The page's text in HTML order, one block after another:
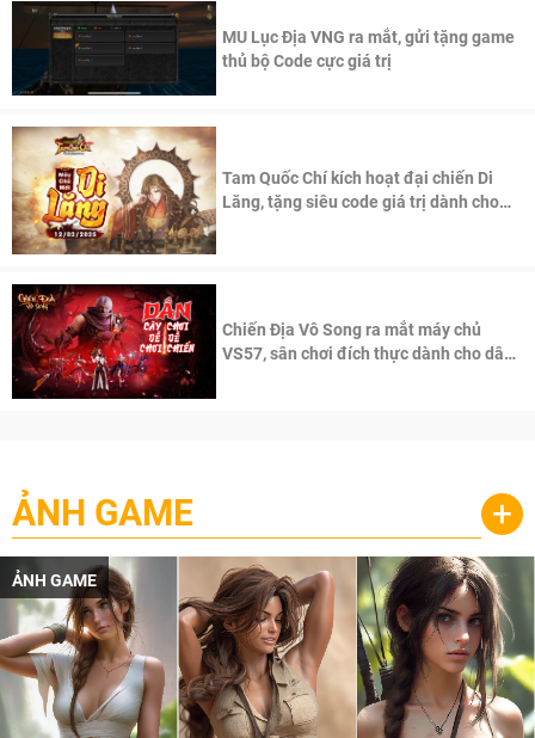
MU Lục Địa VNG ra mắt, gửi tặng game
thủ bộ Code cực giá trị
Tam Quốc Chí kích hoạt đại chiến Di
Lăng, tặng siêu code giá trị dành cho
Chiến Địa Vô Song ra mắt máy chủ
VS57, sân chơi đích thực dành cho dân
ẢNH GAME +
ẢNH GAME